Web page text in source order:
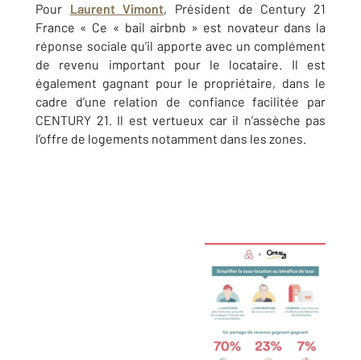
Pour Laurent Vimont, Président de Century 21
France « Ce « bail airbnb » est novateur dans la
réponse sociale qu’il apporte avec un complément
de revenu important pour le locataire. Il est
également gagnant pour le propriétaire, dans le
cadre d’une relation de confiance facilitée par
CENTURY 21. Il est vertueux car il n’assèche pas
l’offre de logements notamment dans les zones.